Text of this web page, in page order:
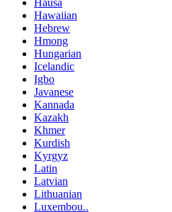
Hawaiian
Hebrew
Hmong
Hungarian
Icelandic
Igbo
Javanese
Kannada
Kazakh
Khmer
Kurdish
Kyrgyz
Latin
Latvian
Lithuanian
Luxembou..